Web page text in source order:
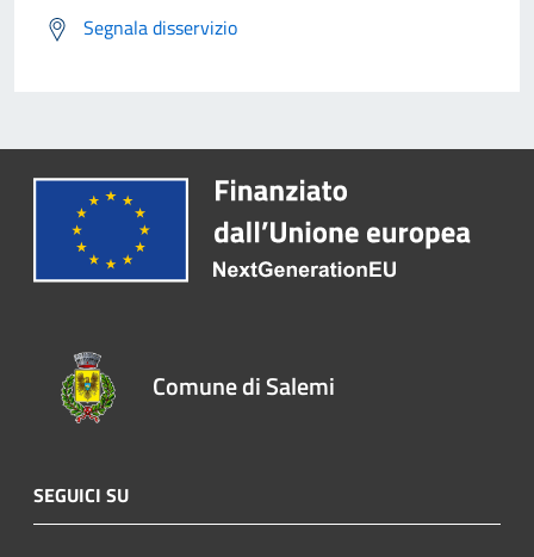
Segnala disservizio
Comune di Salemi
SEGUICI SU